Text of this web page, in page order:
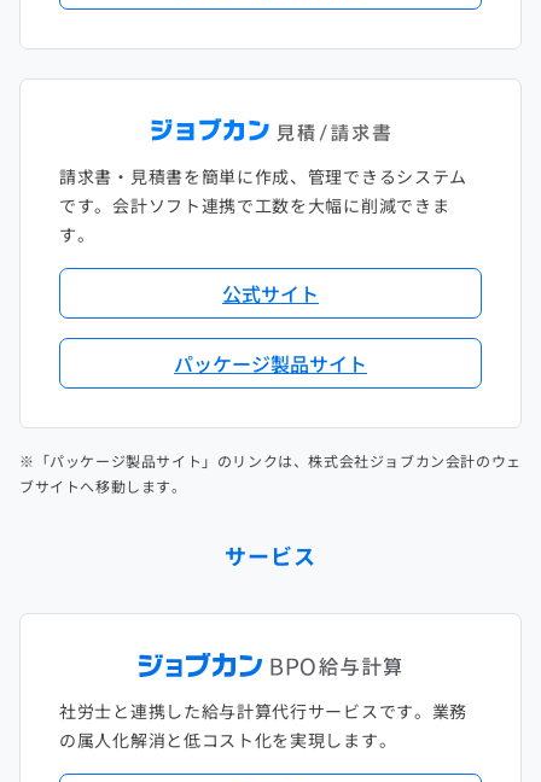
請求書・見積書を簡単に作成、管理できるシステム
です。会計ソフト連携で工数を大幅に削減できま
す。
公式サイト
パッケージ製品サイト
※「パッケージ製品サイト」のリンクは、株式会社ジョブカン会計のウェ
ブサイトへ移動します。
サービス
社労士と連携した給与計算代行サービスです。業務
の属人化解消と低コスト化を実現します。